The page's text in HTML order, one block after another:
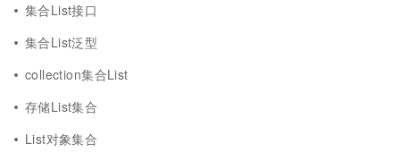
集合List接口
集合List泛型
collection集合List
存储List集合
List对象集合